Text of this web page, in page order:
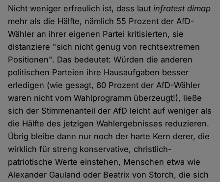
Nicht weniger erfreulich ist, dass lautinfratest dimap
mehr als die Hälfte, nämlich 55 Prozent der AfD-
Wähler an ihrer eigenen Partei kritisierten, sie
distanziere "sich nicht genug von rechtsextremen
Positionen". Das bedeutet: Würden die anderen
politischen Parteien ihre Hausaufgaben besser
erledigen (wie gesagt, 60 Prozent der AfD-Wähler
waren nicht vom Wahlprogramm überzeugt!), ließe
sich der Stimmenanteil der AfD leicht auf weniger als
die Hälfte des jetzigen Wahlergebnisses reduzieren.
Übrig bleibe dann nur noch der harte Kern derer, die
wirklich für streng konservative, christlich-
patriotische Werte einstehen, Menschen etwa wie
Alexander Gauland oder Beatrix von Storch, die sich